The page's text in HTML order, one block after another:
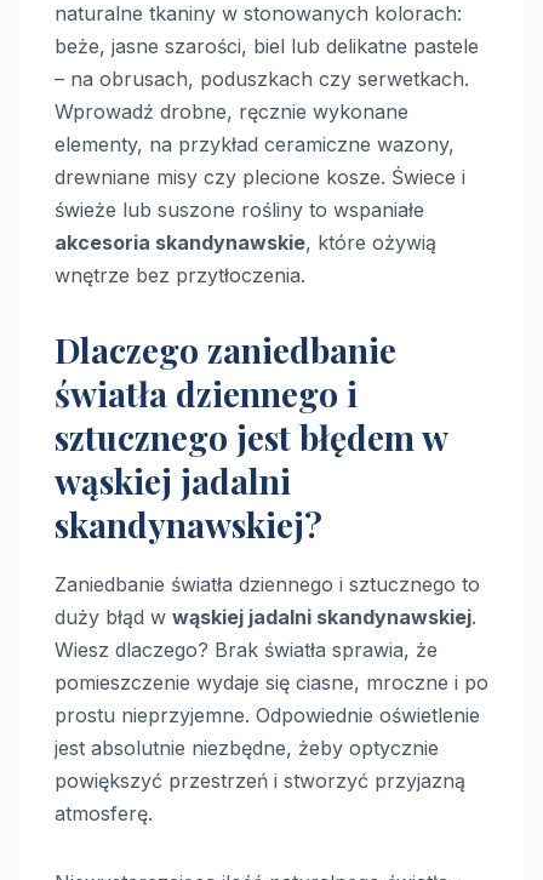
naturalne tkaniny w stonowanych kolorach:
beże, jasne szarości, biel lub delikatne pastele
– na obrusach, poduszkach czy serwetkach.
Wprowadź drobne, ręcznie wykonane
elementy, na przykład ceramiczne wazony,
drewniane misy czy plecione kosze. Świece i
świeże lub suszone rośliny to wspaniałe
akcesoria skandynawskie, które ożywią
wnętrze bez przytłoczenia.
Dlaczego zaniedbanie
światła dziennego i
sztucznego jest błędem w
wąskiej jadalni
skandynawskiej?
Zaniedbanie światła dziennego i sztucznego to
duży błąd w wąskiej jadalni skandynawskiej.
Wiesz dlaczego? Brak światła sprawia, że
pomieszczenie wydaje się ciasne, mroczne i po
prostu nieprzyjemne. Odpowiednie oświetlenie
jest absolutnie niezbędne, żeby optycznie
powiększyć przestrzeń i stworzyć przyjazną
atmosferę.